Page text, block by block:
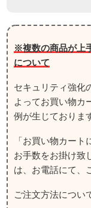
※複数の商品が上
について
セキュリティ強化
よってお買い物カ
例が生じておりま
「お買い物カート
お手数をお掛け致
は、お電話にて、
ご注文方法につい